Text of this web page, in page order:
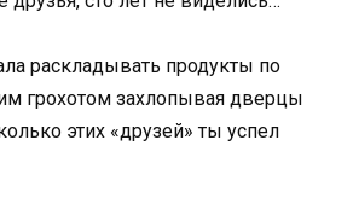
раскладывать продукты по
грохотом захлопывая дверцы
этих «друзей» ты успел